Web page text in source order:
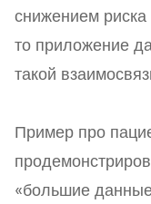
снижением
то приложение
такой
Пример про
«большие